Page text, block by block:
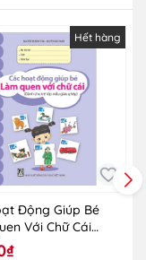
Hết hàng
Động Giúp Bé
Với Chữ Cái
Trẻ Lớp Mẫu